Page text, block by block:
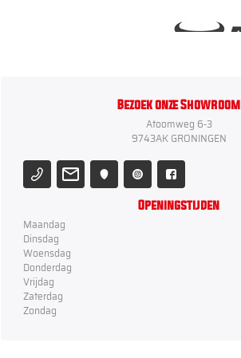
Bezoek onze Showroom
Atoomweg 6-3
9743AK GRONINGEN
Openingstijden
Maandag
Dinsdag
Woensdag
Donderdag
Vrijdag
Zaterdag
Zondag